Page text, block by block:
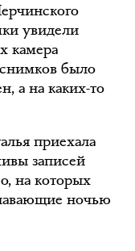
увидели
камера
было
а на каких-то
приехала
записей
на которых
ночью